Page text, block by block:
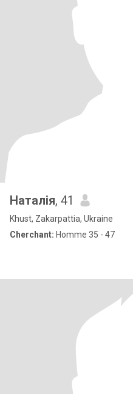
Наталія, 41
Khust, Zakarpattia, Ukraine
Cherchant: Homme 35 - 47